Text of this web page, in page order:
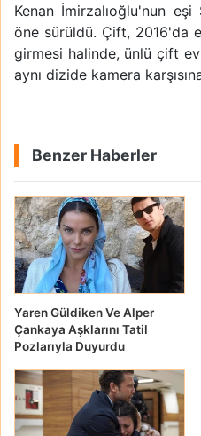
Kenan İmirzalıoğlu'nun
öne sürüldü. Çift, 2016'da
girmesi halinde, ünlü çift
aynı dizide kamera
Benzer Haberler
Yaren Güldiken Ve Alper
Çankaya Aşklarını Tatil
Pozlarıyla Duyurdu